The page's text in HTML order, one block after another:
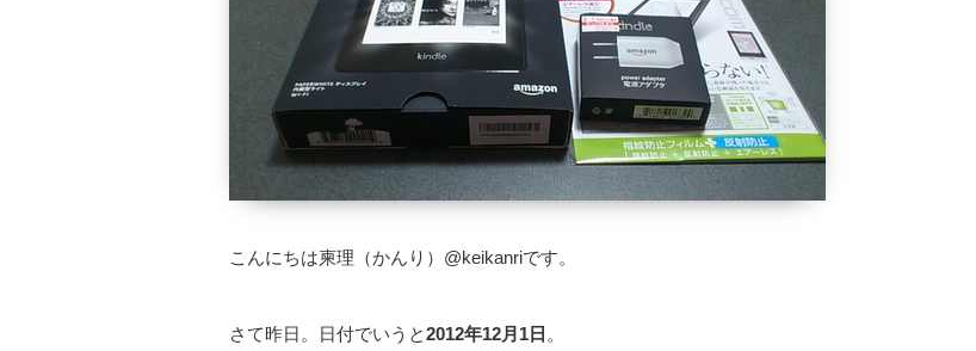
こんにちは柬理（かんり）@keikanriです。
さて昨日。日付でいうと2012年12月1日 。